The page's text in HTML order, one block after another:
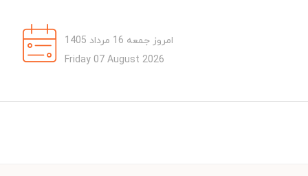
امروز جمعه 16 مرداد 1405
Friday 07 August 2026